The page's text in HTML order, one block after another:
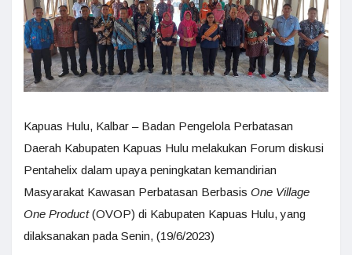
Kapuas Hulu, Kalbar – Badan Pengelola Perbatasan
Daerah Kabupaten Kapuas Hulu melakukan Forum diskusi
Pentahelix dalam upaya peningkatan kemandirian
Masyarakat Kawasan Perbatasan Berbasis One Village
One Product(OVOP) di Kabupaten Kapuas Hulu, yang
dilaksanakan pada Senin, (19/6/2023)